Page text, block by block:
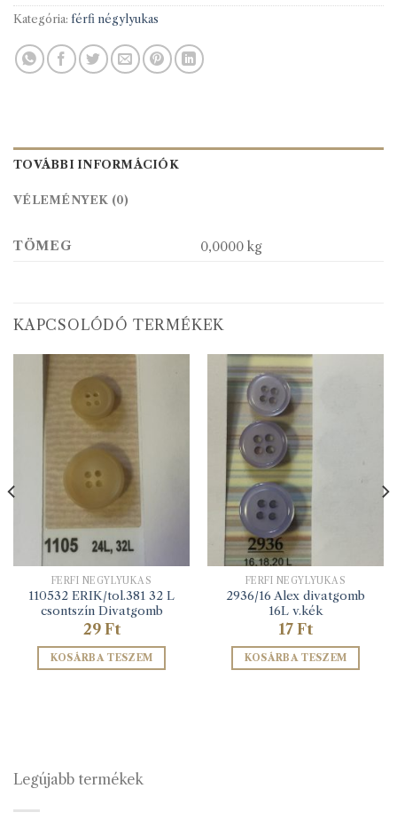
Kategória: férfi négylyukas
TOVÁBBI INFORMÁCIÓK
VÉLEMÉNYEK (0)
TÖMEG 0,0000 kg
KAPCSOLÓDÓ TERMÉKEK
FÉRFI NÉGYLYUKAS
110532 ERIK/tol.381 32 L
csontszín Divatgomb
29 Ft
KOSÁRBA TESZEM
FÉRFI NÉGYLYUKAS
2936/16 Alex divatgomb
16L v.kék
17 Ft
KOSÁRBA TESZEM
Legújabb termékek